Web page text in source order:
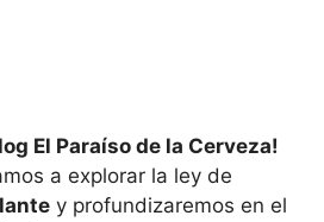
El Paraíso de la Cerveza!
a explorar la ley de
y profundizaremos en el